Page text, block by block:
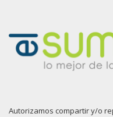
Autorizamos compartir y/o